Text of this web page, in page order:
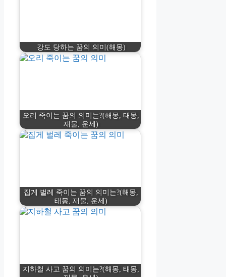
강도 당하는 꿈의 의미(해몽)
오리 죽이는 꿈의 의미는?(해몽, 태몽,
재물, 운세)
집게 벌레 죽이는 꿈의 의미는?(해몽,
태몽, 재물, 운세)
지하철 사고 꿈의 의미는?(해몽, 태몽,